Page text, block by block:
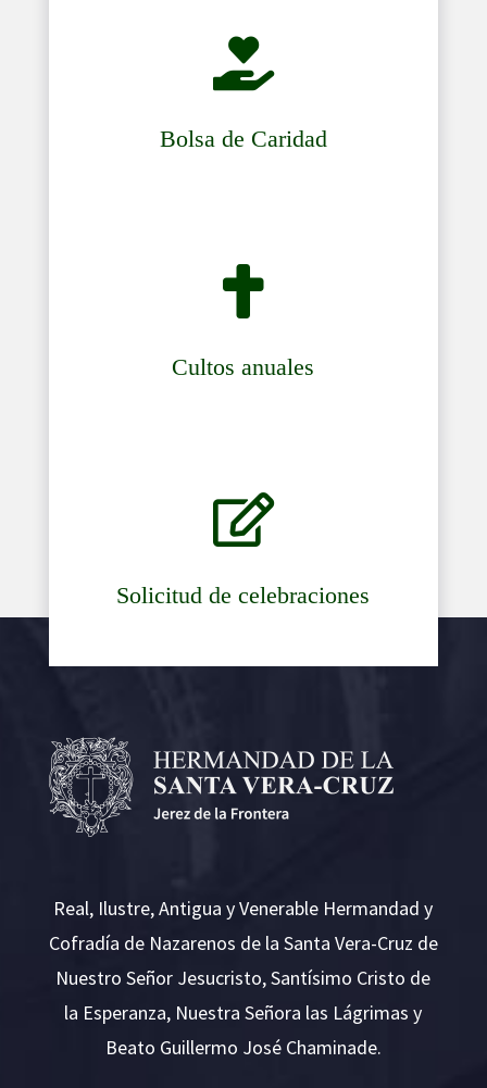

Bolsa de Caridad

Cultos anuales

Solicitud de celebraciones
Real, Ilustre, Antigua y Venerable Hermandad y
Cofradía de Nazarenos de la Santa Vera-Cruz de
Nuestro Señor Jesucristo, Santísimo Cristo de
la Esperanza, Nuestra Señora las Lágrimas y
Beato Guillermo José Chaminade.